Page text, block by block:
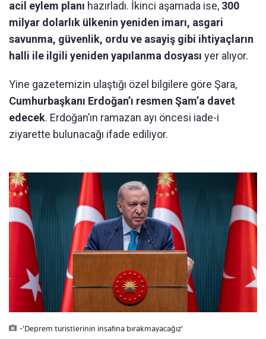
acil eylem planı hazırladı. İkinci aşamada ise, 300
milyar dolarlık ülkenin yeniden imarı, asgari
savunma, güvenlik, ordu ve asayiş gibi ihtiyaçların
halli ile ilgili yeniden yapılanma dosyası yer alıyor.
Yine gazetemizin ulaştığı özel bilgilere göre Şara,
Cumhurbaşkanı Erdoğan’ı resmen Şam’a davet
edecek. Erdoğan’ın ramazan ayı öncesi iade-i
ziyarette bulunacağı ifade ediliyor.
-'Deprem turistlerinin insafına bırakmayacağız'